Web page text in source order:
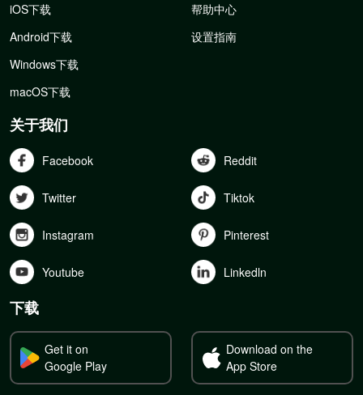
iOS下载
Android下载
Windows下载
macOS下载
帮助中心
设置指南
关于我们
Facebook Reddit
Twitter Tiktok
Instagram Pinterest
Youtube Linkedln
下载
Get it on
Google Play
Download on the
App Store